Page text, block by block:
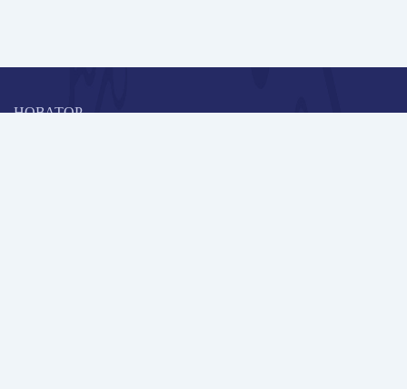
НОВАТОР